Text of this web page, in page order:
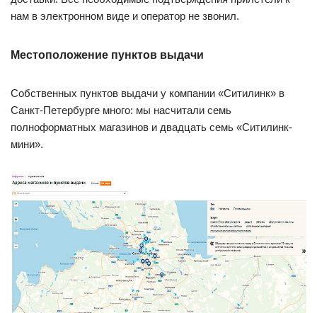
нам в электронном виде и оператор не звонил.
Местоположение пунктов выдачи
Собственных пунктов выдачи у компании «Ситилинк» в
Санкт-Петербурге много: мы насчитали семь
полноформатных магазинов и двадцать семь «Ситилинк-
мини».